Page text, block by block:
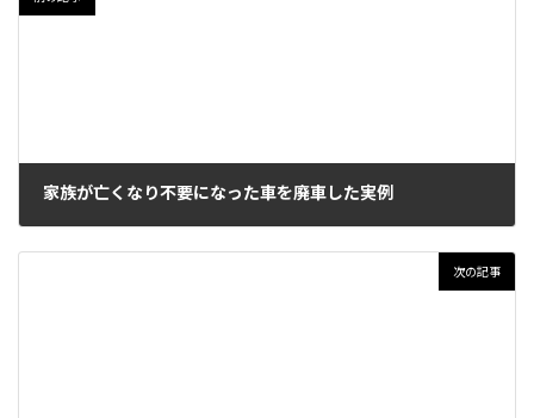
家族が亡くなり不要になった車を廃車した実例
次の記事